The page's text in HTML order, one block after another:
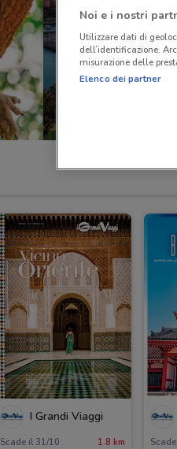
I Grandi Viaggi
Scade il 31/10 1.8 km
Noi e i nostri
Utilizzare dati di
dell’identificazione.
misurazione delle
Elenco dei partner